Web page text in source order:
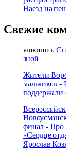
Наезд на
Свежие
яшкино к
зной
Жители
мальчиков
поддержали
финал - Про
«Сердце
Ярослав